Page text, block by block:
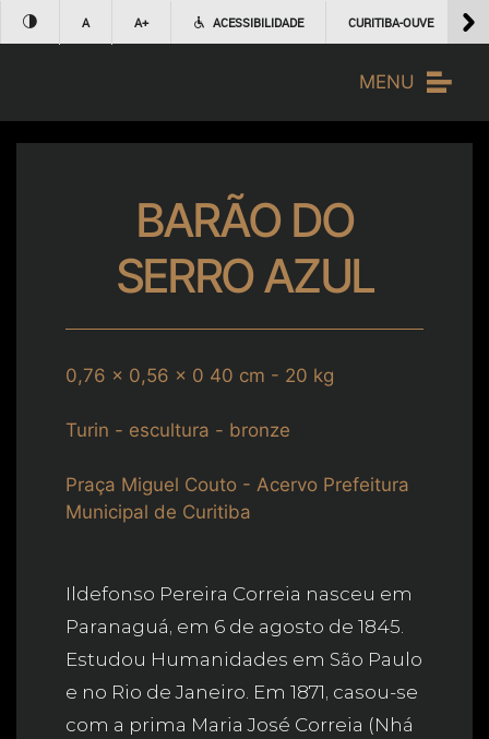
A A+ ACESSIBILIDADE CURITIBA-OUVE
MENU
BARÃO DO
SERRO AZUL
0,76 x 0,56 x 0 40 cm - 20 kg
Turin - escultura - bronze
Praça Miguel Couto - Acervo Prefeitura
Municipal de Curitiba
Ildefonso Pereira Correia nasceu em
Paranaguá, em 6 de agosto de 1845.
Estudou Humanidades em São Paulo
e no Rio de Janeiro. Em 1871, casou-se
com a prima Maria José Correia (Nhá